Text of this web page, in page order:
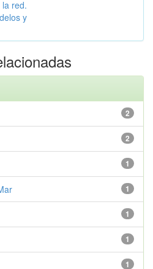
red.
y
2
2
1
1
1
1
1